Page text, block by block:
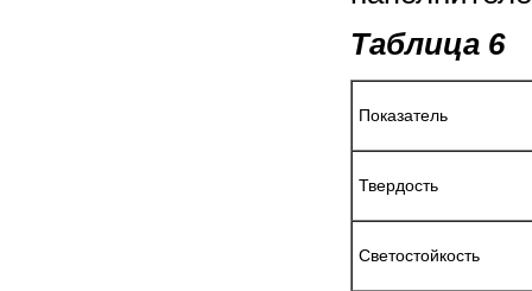
Таблица 6
Показатель
Твердость
Светостойкость